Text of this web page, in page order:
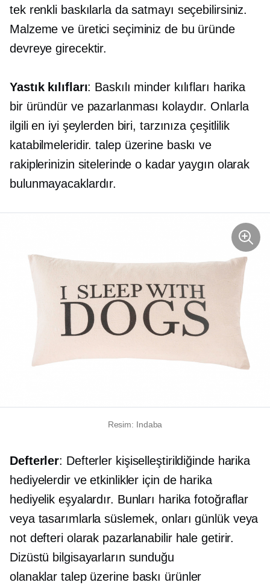
tek renkli baskılarla da satmayı seçebilirsiniz.
Malzeme ve üretici seçiminiz de bu üründe
devreye girecektir.
Yastık kılıfları: Baskılı minder kılıfları harika
bir üründür ve pazarlanması kolaydır. Onlarla
ilgili en iyi şeylerden biri, tarzınıza çeşitlilik
katabilmeleridir.talep üzerine baskı ve
rakiplerinizin sitelerinde o kadar yaygın olarak
bulunmayacaklardır.
Resim: Indaba
Defterler: Defterler kişiselleştirildiğinde harika
hediyelerdir ve etkinlikler için de harika
hediyelik eşyalardır. Bunları harika fotoğraflar
veya tasarımlarla süslemek, onları günlük veya
not defteri olarak pazarlanabilir hale getirir.
Dizüstü bilgisayarların sunduğu
olanaklartalep üzerine baskı ürünler